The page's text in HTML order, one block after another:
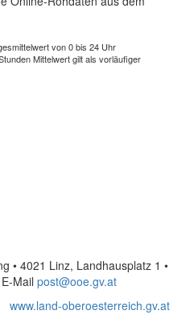
von 0 bis 24 Uhr
Mittelwert gilt als vorläufiger
• 4021 Linz, Landhausplatz 1 •
E-Mail post@ooe.gv.at
www.land-oberoesterreich.gv.at